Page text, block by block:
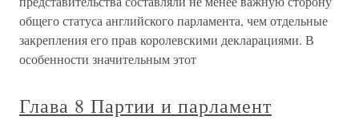
общего статуса английского парламента, чем отдельные
закрепления его прав королевскими декларациями. В
особенности значительным этот
Глава 8 Партии и парламент